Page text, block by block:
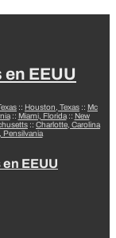
EEUU
:: Houston, Texas :: Mc
:: Miami, Florida:: New
:: Charlotte, Carolina
Pensilvania
EEUU